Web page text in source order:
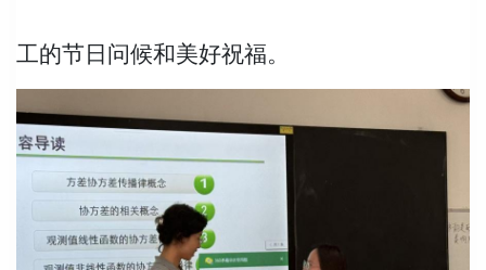
工的节日问候和美好祝福。